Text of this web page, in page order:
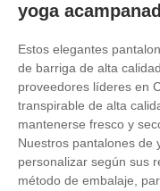
yoga
Estos elegantes
de barriga de alta
proveedores líderes en
transpirable de alta
mantenerse fresco y
Nuestros pantalones de
personalizar según sus
método de embalaje,